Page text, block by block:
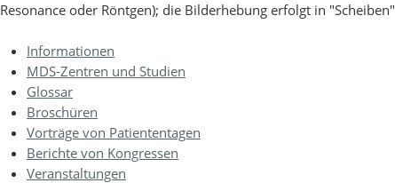
Resonance oder Röntgen); die Bilderhebung erfolgt in
Informationen
MDS-Zentren und Studien
Glossar
Broschüren
Vorträge von Patiententagen
Berichte von Kongressen
Veranstaltungen